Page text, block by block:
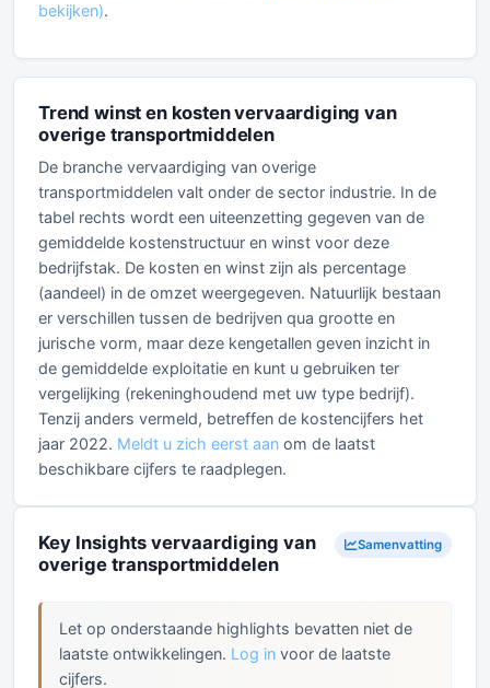
bekijken).
Trend winst en kosten vervaardiging van
overige transportmiddelen
De branche vervaardiging van overige
transportmiddelen valt onder de sector industrie. In de
tabel rechts wordt een uiteenzetting gegeven van de
gemiddelde kostenstructuur en winst voor deze
bedrijfstak. De kosten en winst zijn als percentage
(aandeel) in de omzet weergegeven. Natuurlijk bestaan
er verschillen tussen de bedrijven qua grootte en
jurische vorm, maar deze kengetallen geven inzicht in
de gemiddelde exploitatie en kunt u gebruiken ter
vergelijking (rekeninghoudend met uw type bedrijf).
Tenzij anders vermeld, betreffen de kostencijfers het
jaar 2022. Meldt u zich eerst aan om de laatst
beschikbare cijfers te raadplegen.
Key Insights vervaardiging van
overige transportmiddelen
Samenvatting
Let op onderstaande highlights bevatten niet de
laatste ontwikkelingen. Log in voor de laatste
cijfers.